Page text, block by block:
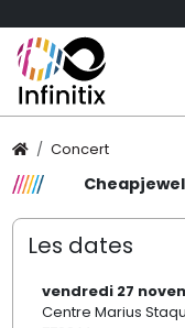
Concert
Les dates
vendredi 27
Centre Marius